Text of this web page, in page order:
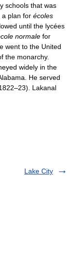
schools that was
a plan for écoles
until the lycées
normale for
went to the United
the monarchy.
widely in the
He served
Lakanal
Lake City